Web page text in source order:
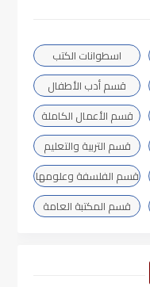
اسطوانات الكتب
قسم أدب الأطفال
قسم الأعمال الكاملة
قسم التربية والتعليم
قسم الفلسفة وعلومها
قسم المكتبة العامة